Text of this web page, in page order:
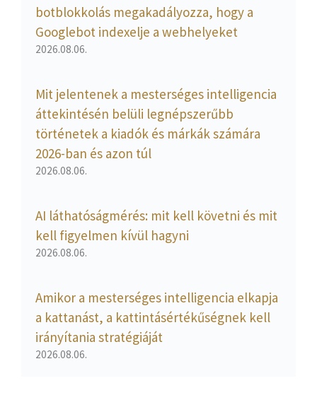
botblokkolás megakadályozza, hogy a
Googlebot indexelje a webhelyeket
2026.08.06.
Mit jelentenek a mesterséges intelligencia
áttekintésén belüli legnépszerűbb
történetek a kiadók és márkák számára
2026-ban és azon túl
2026.08.06.
AI láthatóságmérés: mit kell követni és mit
kell figyelmen kívül hagyni
2026.08.06.
Amikor a mesterséges intelligencia elkapja
a kattanást, a kattintásértékűségnek kell
irányítania stratégiáját
2026.08.06.